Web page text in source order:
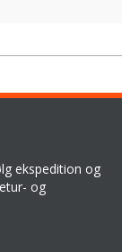
ekspedition og
og